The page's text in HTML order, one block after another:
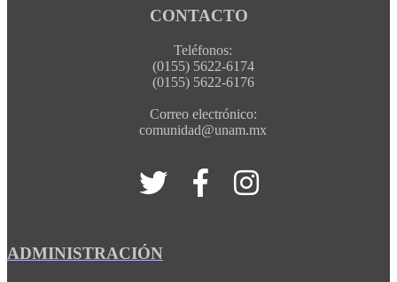
CONTACTO
Teléfonos:
(0155) 5622-6174
(0155) 5622-6176
Correo electrónico:
comunidad@unam.mx
ADMINISTRACIÓN